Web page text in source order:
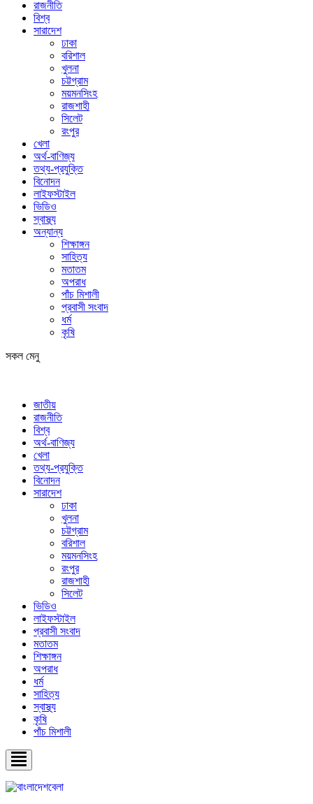
রাজনীতি
বিশ্ব
সারাদেশ
ঢাকা
বরিশাল
খুলনা
চট্টগ্রাম
ময়মনসিংহ
রাজশাহী
সিলেট
রংপুর
খেলা
অর্থ-বাণিজ্য
তথ্য-প্রযুক্তি
বিনোদন
লাইফস্টাইল
ভিডিও
স্বাস্থ্য
অন্যান্য
শিক্ষাঙ্গন
সাহিত্য
মতাতম
অপরাধ
পাঁচ মিশালী
প্রবাসী সংবাদ
ধর্ম
কৃষি
সকল মেনু
জাতীয়
রাজনীতি
বিশ্ব
অর্থ-বাণিজ্য
খেলা
তথ্য-প্রযুক্তি
বিনোদন
সারাদেশ
ঢাকা
খুলনা
চট্টগ্রাম
বরিশাল
ময়মনসিংহ
রংপুর
রাজশাহী
সিলেট
ভিডিও
লাইফস্টাইল
প্রবাসী সংবাদ
মতাতম
শিক্ষাঙ্গন
অপরাধ
ধর্ম
সাহিত্য
স্বাস্থ্য
কৃষি
পাঁচ মিশালী